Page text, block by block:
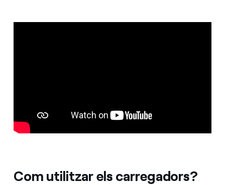
Com utilitzar els carregadors?